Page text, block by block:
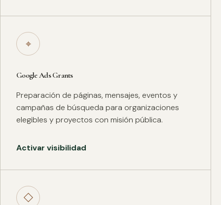
⌖
Google Ads Grants
Preparación de páginas, mensajes, eventos y
campañas de búsqueda para organizaciones
elegibles y proyectos con misión pública.
Activar visibilidad
◇